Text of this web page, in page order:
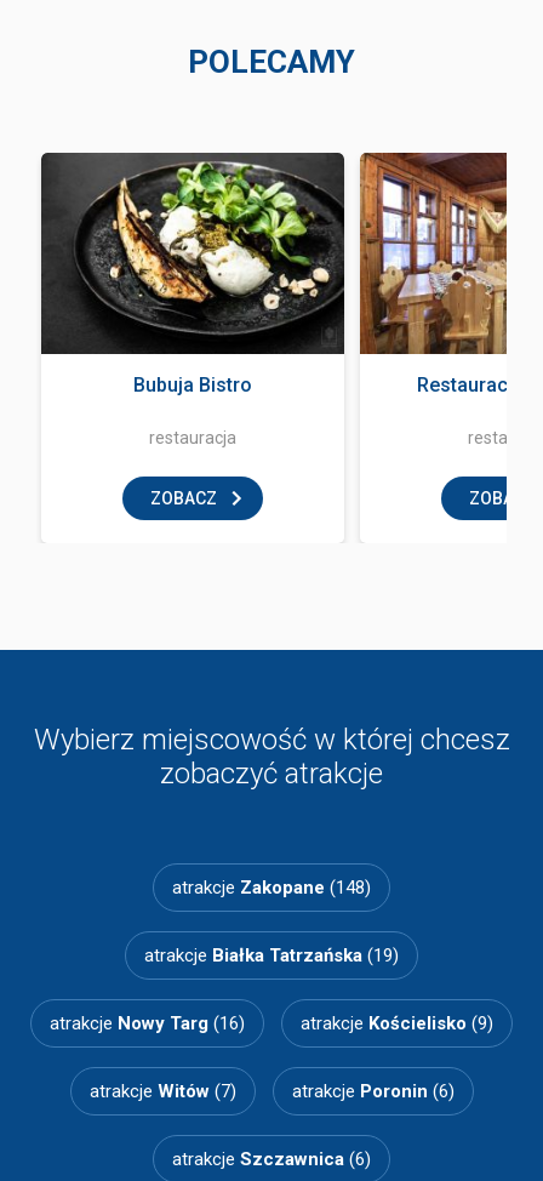
POLECAMY
Bubuja Bistro
restauracja
ZOBACZ
Restauracja
ZOBACZ
Wybierz miejscowość w której chcesz
zobaczyć atrakcje
atrakcje Zakopane (148)
atrakcje Białka Tatrzańska (19)
atrakcje Nowy Targ (16) atrakcje Kościelisko (9)
atrakcje Witów(7) atrakcje Poronin (6)
atrakcje Szczawnica (6)